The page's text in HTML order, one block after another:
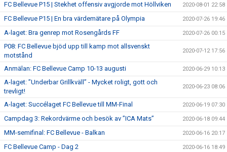
FC Bellevue P15 | Stekhet offensiv avgjorde mot Höllviken 2020-08-01 22:58
FC Bellevue P15 | En bra värdemätare på Olympia 2020-07-26 19:46
A-laget: Bra genrep mot Rosengårds FF 2020-07-26 00:15
P08: FC Bellevue bjöd upp till kamp mot allsvenskt
motstånd
2020-07-12 17:56
Anmälan: FC Bellevue Camp 10-13 augusti 2020-06-29 10:13
A-laget: ”Underbar Grillkväll” - Mycket roligt, gott och
trevligt!
2020-06-23 08:06
A-laget: Succélaget FC Bellevue till MM-Final 2020-06-19 07:30
Campdag 3: Rekordvärme och besök av ”ICA Mats” 2020-06-18 09:44
MM-semifinal: FC Bellevue - Balkan 2020-06-16 20:17
FC Bellevue Camp - Dag 2 2020-06-16 18:49